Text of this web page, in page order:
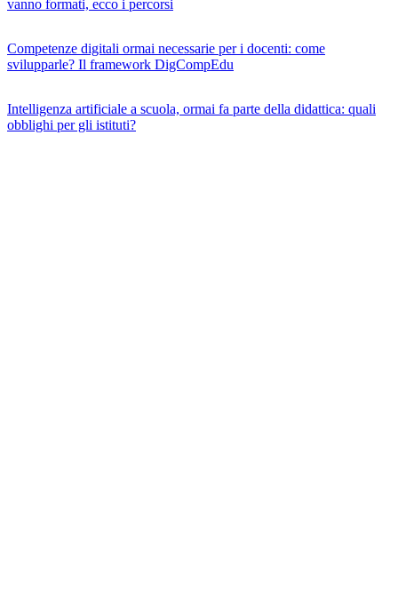
vanno formati, ecco i percorsi
Competenze digitali ormai necessarie per i docenti: come
svilupparle? Il framework DigCompEdu
Intelligenza artificiale a scuola, ormai fa parte della didattica: quali
obblighi per gli istituti?